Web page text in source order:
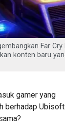
Far Cry
konten baru
gamer yang
berhadap Ubisoft